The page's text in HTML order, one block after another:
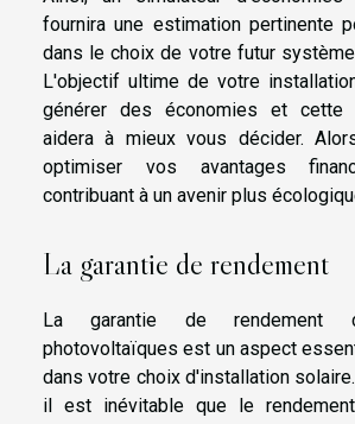
fournira une estimation pertinente
dans le choix de votre futur
L'objectif ultime de votre
générer des économies et cette
aidera à mieux vous décider.
optimiser vos avantages
contribuant à un avenir plus
La garantie de rendement
La garantie de rendement
photovoltaïques est un aspect
dans votre choix d'installation
il est inévitable que le